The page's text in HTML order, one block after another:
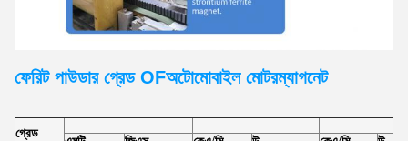
ফেরিট পাউডার গ্রেড OFঅটোমোবাইল মোটরম্যাগনেট
গ্রেড